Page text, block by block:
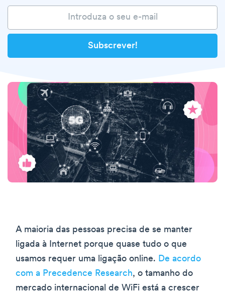
A maioria das pessoas precisa de se manter
ligada à Internet porque quase tudo o que
usamos requer uma ligação online. De acordo
com a Precedence Research, o tamanho do
mercado internacional de WiFi está a crescer